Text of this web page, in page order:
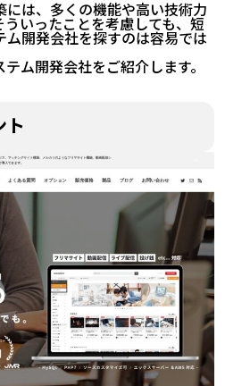
には、多くの機能や高い技術力
いったことを考慮しても、短
開発会社を探すのは容易では
ム開発会社をご紹介します。
ト